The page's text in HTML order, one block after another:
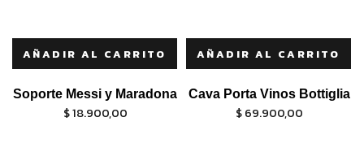
AÑADIR AL CARRITO
Soporte Messi y Maradona
$18.900,00
AÑADIR AL CARRITO
Cava Porta Vinos Bottiglia
$69.900,00